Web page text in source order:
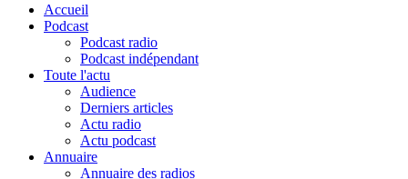
Accueil
Podcast
Podcast radio
Podcast indépendant
Toute l'actu
Audience
Derniers articles
Actu radio
Actu podcast
Annuaire
Annuaire des radios